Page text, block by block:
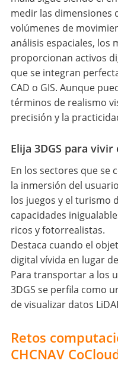
medir las dimensiones
volúmenes de
análisis espaciales, los
proporcionan activos
que se integran
CAD o GIS. Aunque
términos de realismo
precisión y la
Elija 3DGS para
En los sectores que se
la inmersión del
los juegos y el turismo
capacidades
ricos y fotorrealistas.
Destaca cuando el
digital vívida en lugar
Para transportar a los
3DGS se perfila como
de visualizar datos
Retos
CHCNAV